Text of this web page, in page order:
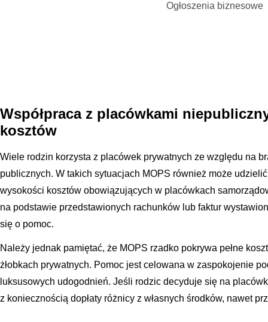
Ogłoszenia biznesowe
Współpraca z placówkami
kosztów
Wiele rodzin korzysta z placówek prywatnych ze względu na
publicznych. W takich sytuacjach MOPS również może
wysokości kosztów obowiązujących w placówkach
na podstawie przedstawionych rachunków lub faktur
się o pomoc.
Należy jednak pamiętać, że MOPS rzadko pokrywa pełne
żłobkach prywatnych. Pomoc jest celowana w zaspokojenie
luksusowych udogodnień. Jeśli rodzic decyduje się na
z koniecznością dopłaty różnicy z własnych środków, nawet